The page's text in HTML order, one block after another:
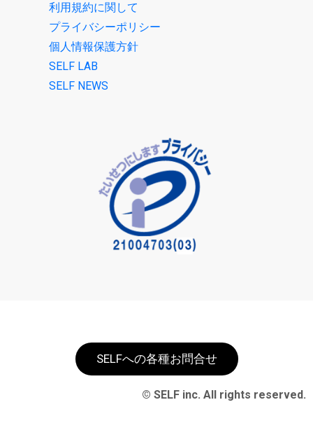
利用規約に関して
プライバシーポリシー
個人情報保護方針
SELF LAB
SELF NEWS
SELFへの各種お問合せ
© SELF inc. All rights reserved.